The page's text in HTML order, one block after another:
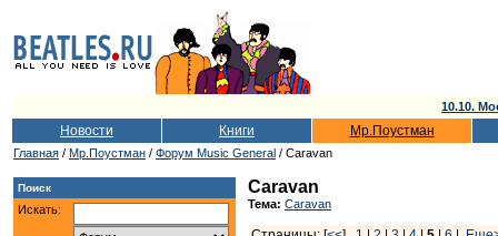
10.10.
Новости Книги Мр.Поустман
Главная / Мр.Поустман / Форум Music General / Caravan
Поиск
Искать:
Caravan
Тема: Caravan